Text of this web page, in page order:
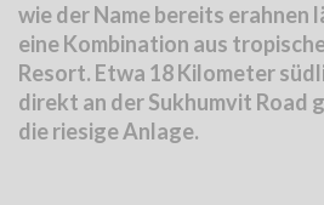
wie der Name bereits erahnen
eine Kombination aus
Resort. Etwa 18 Kilometer
direkt an der Sukhumvit Road
die riesige Anlage.